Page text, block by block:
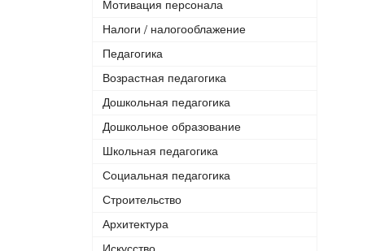
Мотивация персонала
Налоги / налогооблажение
Педагогика
Возрастная педагогика
Дошкольная педагогика
Дошкольное образование
Школьная педагогика
Социальная педагогика
Строительство
Архитектура